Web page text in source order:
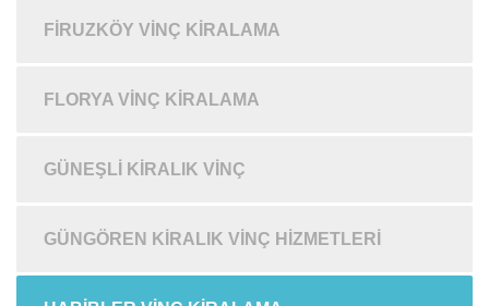
FIRUZKÖY VINÇ KIRALAMA
FLORYA VINÇ KIRALAMA
GÜNEŞLI KIRALIK VINÇ
GÜNGÖREN KIRALIK VINÇ HIZMETLERI